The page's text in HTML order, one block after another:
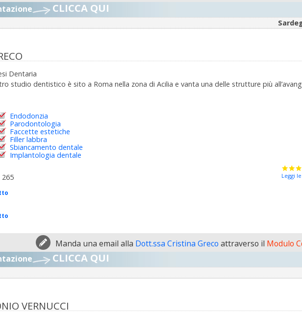
CLICCA QUI
Dentaria
studio dentistico è sito a Roma nella zona di Acilia e vanta una delle strutture più
Endodonzia
Parodontologia
Faccette estetiche
Filler labbra
Sbiancamento dentale
Implantologia dentale
265
Leggi
Manda una email alla Dott.ssa Cristina Greco attraverso il Modulo
CLICCA QUI
VERNUCCI